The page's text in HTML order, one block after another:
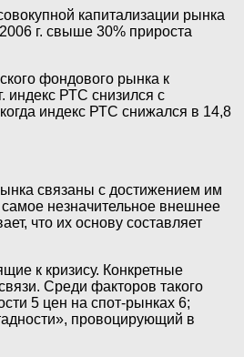
капитализации рынка
г. свыше 30% прироста
фондового рынка к
индекс РТС снизился с
индекс РТС снижался в 14,8
связаны с достижением им
незначительное внешнее
что их основу составляет
к кризису. Конкретные
Среди факторов такого
5 цен на спот-рынках 6;
провоцирующий в